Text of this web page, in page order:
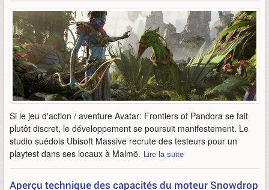
Si le jeu d'action / aventure Avatar: Frontiers of Pandora se fait
plutôt discret, le développement se poursuit manifestement. Le
studio suédois Ubisoft Massive recrute des testeurs pour un
playtest dans ses locaux à Malmö. Lire la suite
Aperçu technique des capacités du moteur Snowdrop